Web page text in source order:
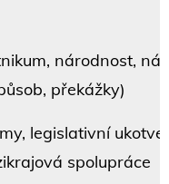
národnost,
překážky)
legislativní
spolupráce